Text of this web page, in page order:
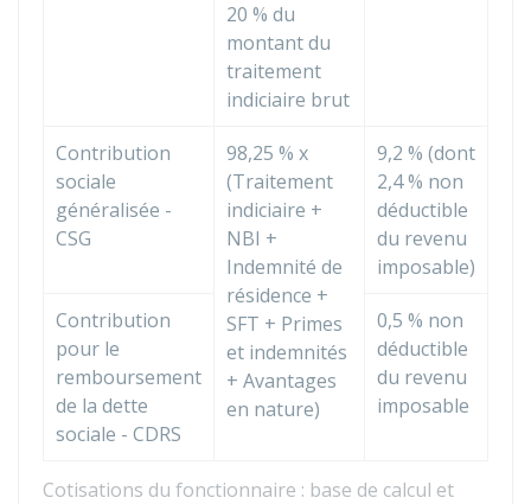
Cotisations du fonctionnaire : base de calcul et
20 % du
montant du
traitement
indiciaire brut
Contribution
sociale
généralisée -
CSG
98,25 % x
(Traitement
indiciaire +
NBI +
Indemnité de
résidence +
SFT + Primes
et indemnités
+ Avantages
en nature)
9,2 % (dont
2,4 % non
déductible
du revenu
imposable)
Contribution
pour le
remboursement
de la dette
sociale - CDRS
0,5 % non
déductible
du revenu
imposable